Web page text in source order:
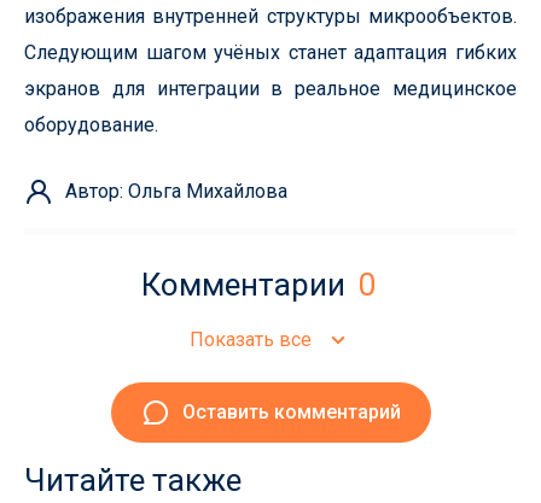
изображения внутренней структуры микрообъектов.
Следующим шагом учёных станет адаптация гибких
экранов для интеграции в реальное медицинское
оборудование.
Автор: Ольга Михайлова
Комментарии 0
Показать все
Оставить комментарий
Читайте также